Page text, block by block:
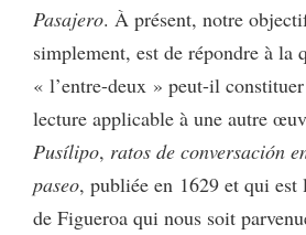
Pasajero. À présent, notre
simplement, est de répondre à la
« l’entre-deux » peut-il
lecture applicable à une autre
Pusílipo, ratos de conversación
paseo, publiée en 1629 et qui
de Figueroa qui nous soit